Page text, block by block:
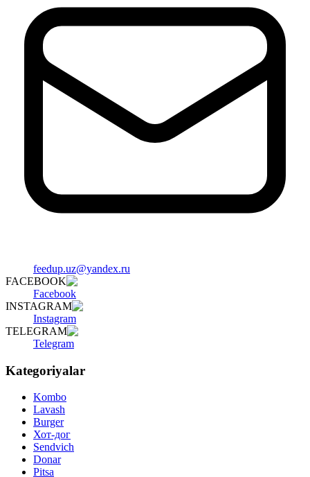
feedup.uz@yandex.ru
FACEBOOK
Facebook
INSTAGRAM
Instagram
TELEGRAM
Telegram
Kategoriyalar
Kombo
Lavash
Burger
Хот-дог
Sendvich
Donar
Pitsa